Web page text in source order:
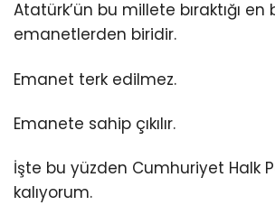
Atatürk’ün bu millete bıraktığı en
emanetlerden biridir.
Emanet terk edilmez.
Emanete sahip çıkılır.
İşte bu yüzden Cumhuriyet Halk
kalıyorum.